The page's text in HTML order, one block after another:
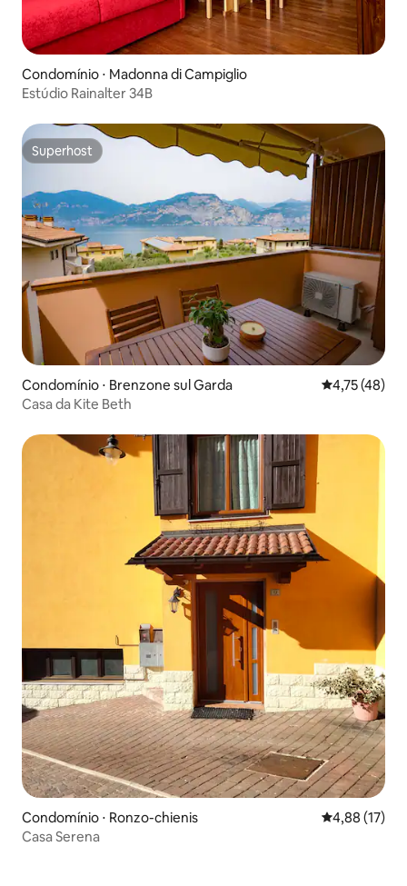
Condomínio ⋅ Madonna di Campiglio
Estúdio Rainalter 34B
Superhost
Superhost
Condomínio ⋅ Brenzone sul Garda 4,75 de uma
4,75 (48)
Casa da Kite Beth
Condomínio ⋅ Ronzo-chienis 4,88 de uma
4,88 (17)
Casa Serena